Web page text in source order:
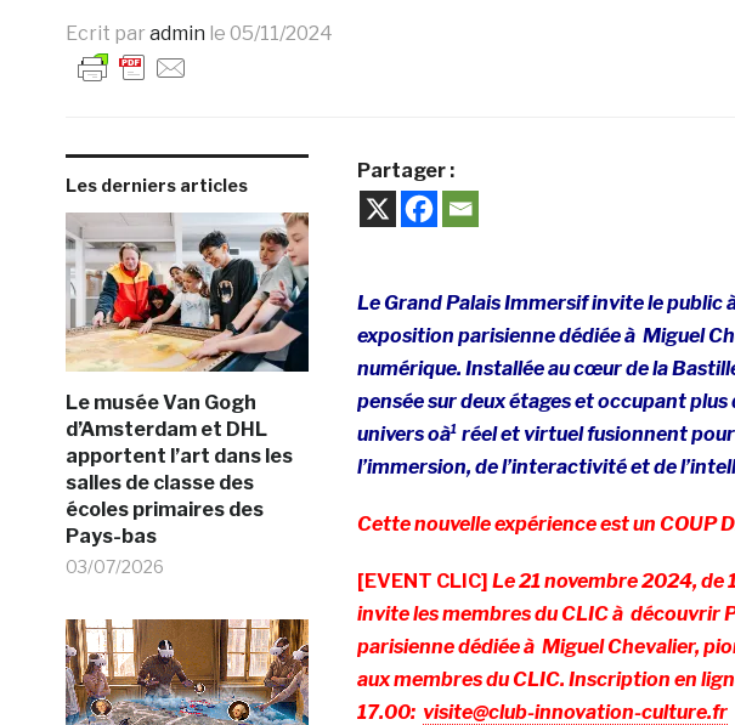
Ecrit par admin le 05/11/2024
Les derniers articles
Le musée Van Gogh
d’Amsterdam et DHL
apportent l’art dans les
salles de classe des
écoles primaires des
Pays-bas
03/07/2026
Partager :
Le Grand Palais Immersif invite le
exposition parisienne dédiée à Miguel
numérique. Installée au cœur de la
pensée sur deux étages et occupant
univers oà¹ réel et virtuel fusionnent
l’immersion, de l’interactivité et de
Cette nouvelle expérience est un COUP
[EVENT CLIC] Le 21 novembre 2024, de
invite les membres du CLIC à découvrir
parisienne dédiée à Miguel Chevalier,
aux membres du CLIC. Inscription en
17.00: visite@club-innovation-culture.fr